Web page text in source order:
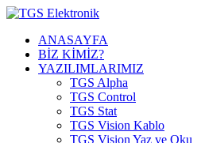
ANASAYFA
BİZ KİMİZ?
YAZILIMLARIMIZ
TGS Alpha
TGS Control
TGS Stat
TGS Vision Kablo
TGS Vision Yaz ve Oku